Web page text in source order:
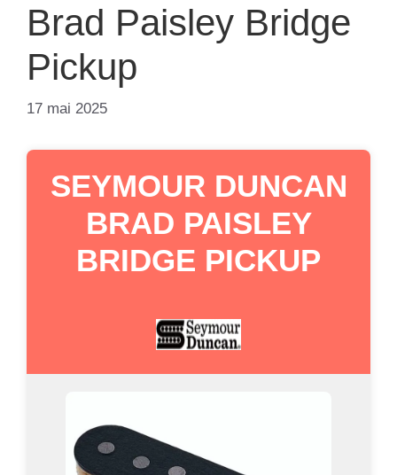
Brad Paisley Bridge
Pickup
17 mai 2025
SEYMOUR DUNCAN
BRAD PAISLEY
BRIDGE PICKUP